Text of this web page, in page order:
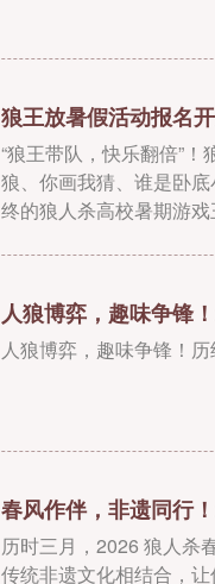
狼王放暑假活动报名
“狼王带队，快乐翻倍”
狼、你画我猜、谁是卧
终的狼人杀高校暑期游戏
人狼博弈，趣味争锋
人狼博弈，趣味争锋！
春风作伴，非遗同行
历时三月，2026 狼人杀
传统非遗文化相结合，让